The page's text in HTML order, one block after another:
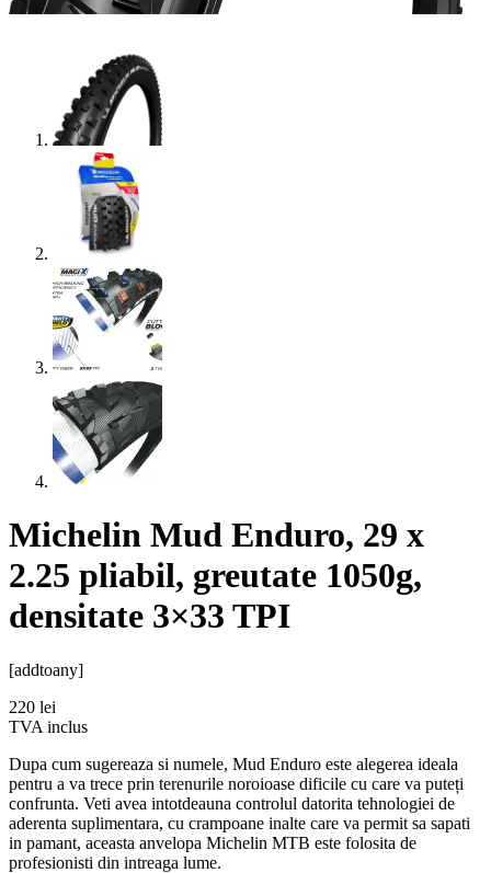
Michelin Mud Enduro, 29 x
2.25 pliabil, greutate 1050g,
densitate 3×33 TPI
[addtoany]
220 lei
TVA inclus
Dupa cum sugereaza si numele, Mud Enduro este alegerea ideala
pentru a va trece prin terenurile noroioase dificile cu care va puteți
confrunta. Veti avea intotdeauna controlul datorita tehnologiei de
aderenta suplimentara, cu crampoane inalte care va permit sa sapati
in pamant, aceasta anvelopa Michelin MTB este folosita de
profesionisti din intreaga lume.